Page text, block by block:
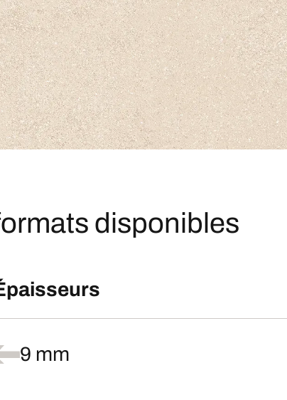
disponibles
9 mm